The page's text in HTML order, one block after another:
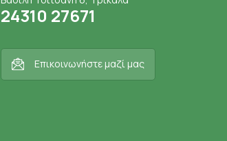
24310 27671
Επικοινωνήστε μαζί μας